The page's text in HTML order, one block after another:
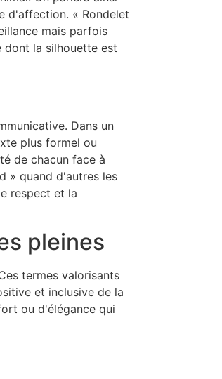
d'affection. « Rondelet
mais parfois
dont la silhouette est
Dans un
plus formel ou
de chacun face à
» quand d'autres les
respect et la
pleines
termes valorisants
et inclusive de la
ou d'élégance qui